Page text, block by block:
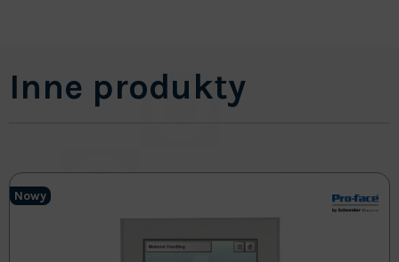
Inne produkty
Nowy